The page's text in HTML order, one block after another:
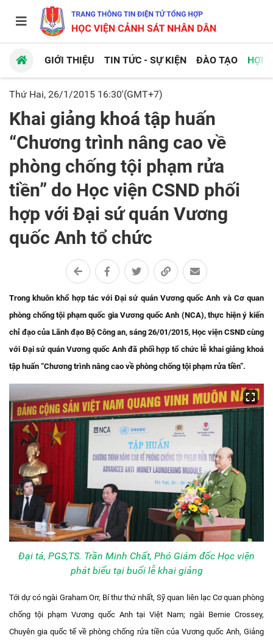
GIỚI THIỆU TIN TỨC - SỰ KIỆN ĐÀO TẠO HỢP
Thứ Hai, 26/1/2015 16:30'(GMT+7)
Khai giảng khoá tập huấn
“Chương trình nâng cao về
phòng chống tội phạm rửa
tiền” do Học viện CSND phối
hợp với Đại sứ quán Vương
quốc Anh tổ chức
Trong khuôn khổ hợp tác với Đại sứ quán Vương quốc Anh và Cơ quan
phòng chống tội phạm quốc gia Vương quốc Anh (NCA), thực hiện ý kiến
chỉ đạo của Lãnh đạo Bộ Công an, sáng 26/01/2015, Học viện CSND cùng
với Đại sứ quán Vương quốc Anh đã phối hợp tổ chức lễ khai giảng khoá
tập huấn “Chương trình nâng cao về phòng chống tội phạm rửa tiền”.
Đại tá, PGS,TS. Trần Minh Chất, Phó Giám đốc Học viện
phát biểu tại buổi lễ khai giảng
Tới dự có ngài Graham Orr, Bí thư thứ nhất, Sỹ quan liên lạc Cơ quan phòng
chống tội phạm Vương quốc Anh tại Việt Nam; ngài Bernie Crossey,
Chuyên gia quốc tế về phòng chống rửa tiền của Vương quốc Anh, Giảng